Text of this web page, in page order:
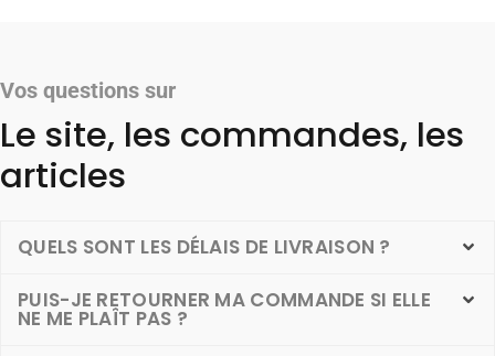
Vos questions sur
Le site, les commandes, les
articles
QUELS SONT LES DÉLAIS DE LIVRAISON ?
PUIS-JE RETOURNER MA COMMANDE SI ELLE
NE ME PLAÎT PAS ?